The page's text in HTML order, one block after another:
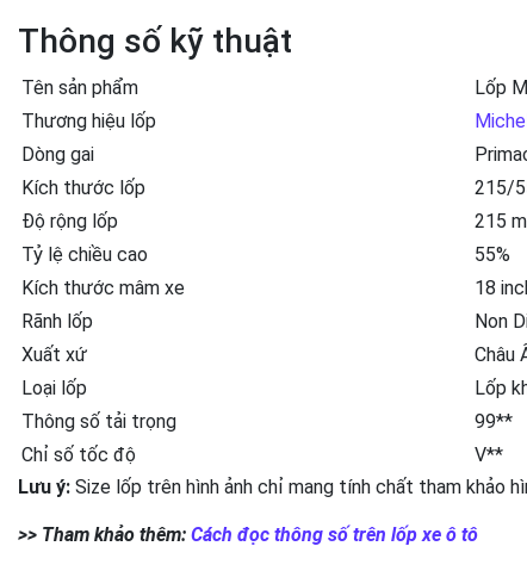
Thông số kỹ thuật
Tên sản phẩm
Lốp
Thương hiệu lốp
Dòng gai
Kích thước lốp
215/
Độ rộng lốp
215
Tỷ lệ chiều cao
55%
Kích thước mâm xe
18
Rãnh lốp
Non
Xuất xứ
Châu
Loại lốp
Lốp
Thông số tải trọng
99**
Chỉ số tốc độ
V**
Lưu ý: Size lốp trên hình ảnh chỉ mang tính chất tham khảo
>> Tham khảo thêm: Cách đọc thông số trên lốp xe ô tô